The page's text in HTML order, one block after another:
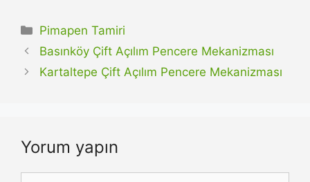
Kategoriler
Pimapen Tamiri
Basınköy Çift Açılım Pencere Mekanizması
Kartaltepe Çift Açılım Pencere Mekanizması
Yorum yapın